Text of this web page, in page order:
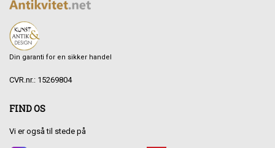
Din garanti for en sikker handel
CVR.nr.: 15269804
FIND OS
Vi er også til stede på